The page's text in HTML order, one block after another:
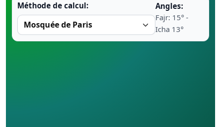
Ramadan
Méthode de calcul:
Angles:
Fajr: 15° -
Icha 13°